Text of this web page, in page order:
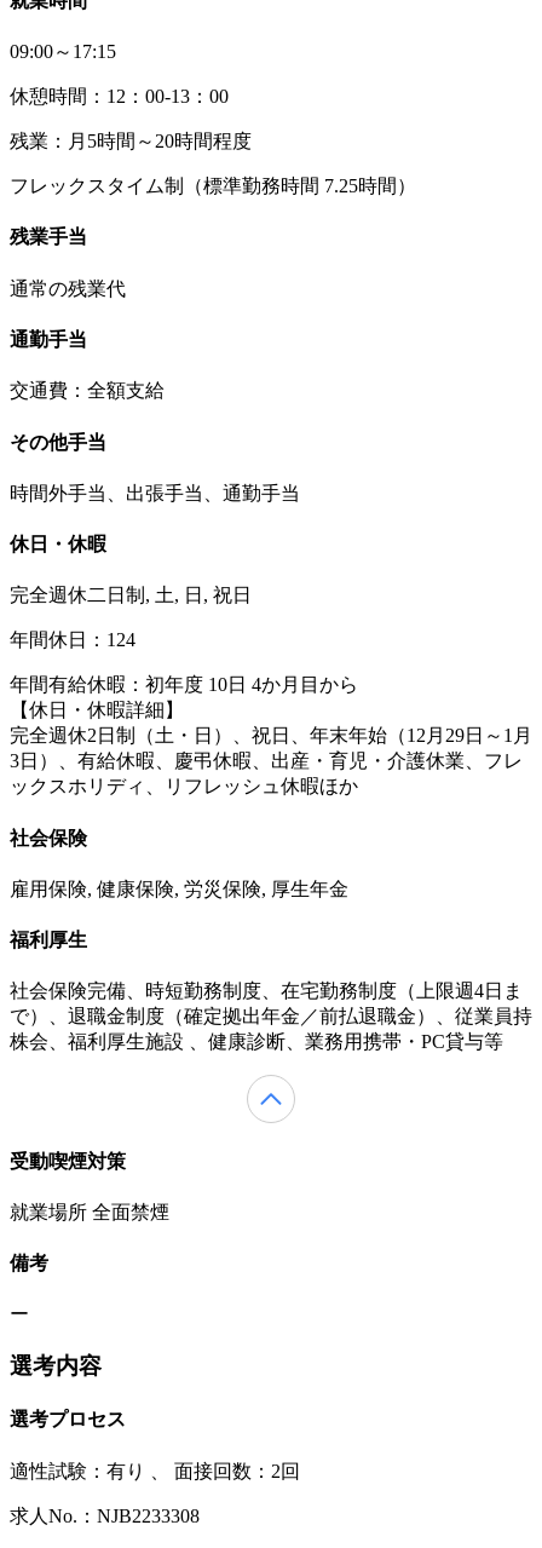
09:00～17:15
休憩時間：12：00-13：00
残業：月5時間～20時間程度
フレックスタイム制（標準勤務時間 7.25時間）
残業手当
通常の残業代
通勤手当
交通費：全額支給
その他手当
時間外手当、出張手当、通勤手当
休日・休暇
完全週休二日制, 土, 日, 祝日
年間休日：124
年間有給休暇：初年度 10日 4か月目から
【休日・休暇詳細】
完全週休2日制（土・日）、祝日、年末年始（12月29日～1月
3日）、有給休暇、慶弔休暇、出産・育児・介護休業、フレ
ックスホリディ、リフレッシュ休暇ほか
社会保険
雇用保険, 健康保険, 労災保険, 厚生年金
福利厚生
社会保険完備、時短勤務制度、在宅勤務制度（上限週4日ま
で）、退職金制度（確定拠出年金／前払退職金）、従業員持
株会、福利厚生施設 、健康診断、業務用携帯・PC貸与等
受動喫煙対策
就業場所 全面禁煙
備考
ー
選考内容
選考プロセス
適性試験： 有り 面接回数：2回
求人No.：NJB2233308